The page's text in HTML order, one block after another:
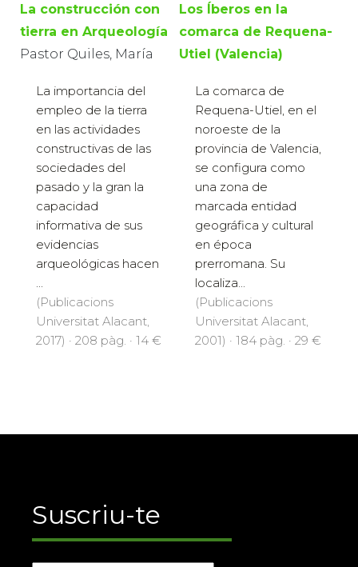
La construcción con
tierra en Arqueología
Pastor Quiles, María
La importancia del
empleo de la tierra
en las actividades
constructivas de las
sociedades del
pasado y la gran la
capacidad
informativa de sus
evidencias
arqueológicas hacen
(Publicacions
Universitat Alacant,
2017) · 208 pàg. · 14 €
Los Íberos en la
comarca de Requena-
Utiel (Valencia)
La comarca de
Requena-Utiel, en el
noroeste de la
provincia de Valencia,
se configura como
una zona de
marcada entidad
geográfica y cultural
en época
prerromana. Su
localiza...
(Publicacions
Universitat Alacant,
2001) · 184 pàg. · 29 €
Suscriu-te